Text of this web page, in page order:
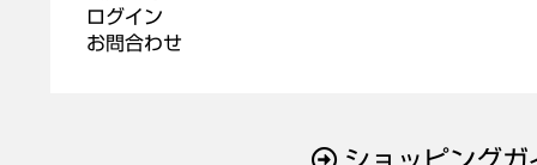
ログイン
お問合わせ